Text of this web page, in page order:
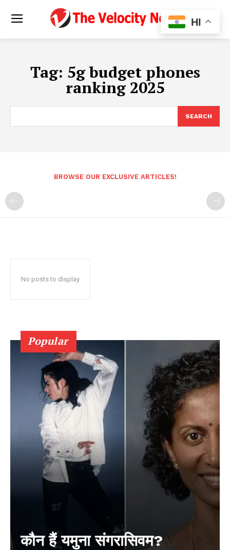
Tag: 5g budget phones
ranking 2025
SEARCH
BROWSE OUR EXCLUSIVE ARTICLES!
No posts to display
Popular
कौन हैं यमुना संगरासिवम?
HI